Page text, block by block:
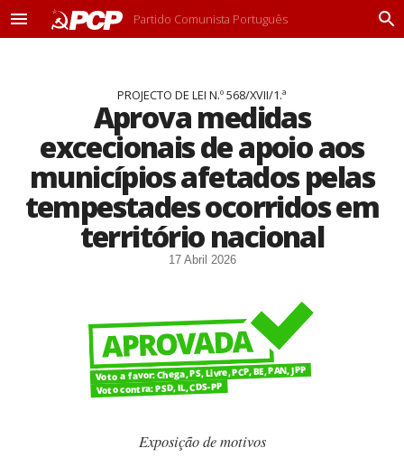
M
Partido Comunista Português
P
PROJECTO DE LEI N.º 568/XVII/1.ª
Aprova medidas
excecionais de apoio aos
municípios afetados pelas
tempestades ocorridos em
território nacional
17 Abril 2026
Voto a favor: Chega, PS, Livre, PCP, BE, PAN, JPP
Voto contra: PSD, IL, CDS-PP
Exposição de motivos